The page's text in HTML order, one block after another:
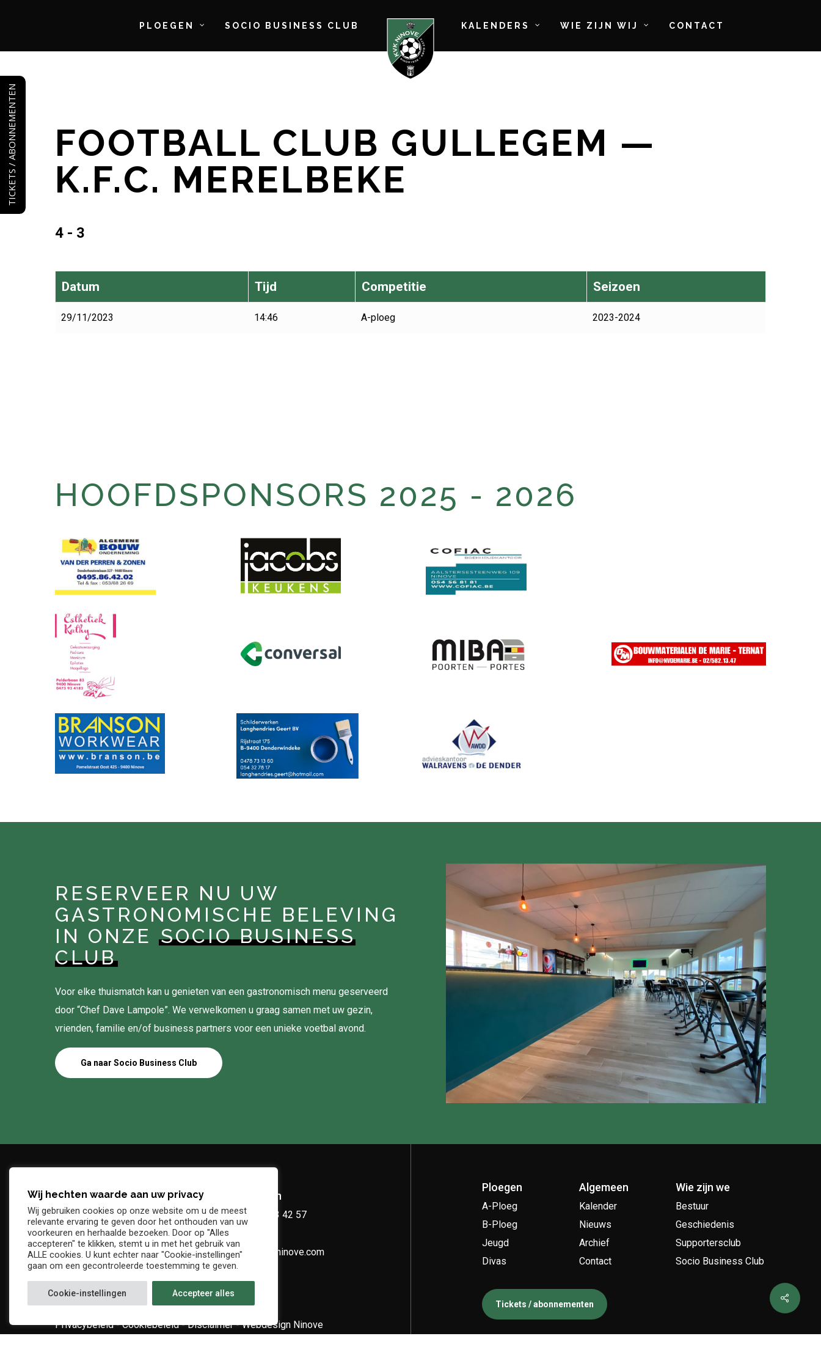
to
main
content
PLOEGEN SOCIO BUSINESS CLUB KALENDERS WIE ZIJN WIJ CONTACT
FOOTBALL CLUB GULLEGEM —
K.F.C. MERELBEKE
4 - 3
Datum Tijd Competitie Seizoen
29/11/2023 14:46 A-ploeg 2023-2024
HOOFDSPONSORS 2025 - 2026
RESERVEER NU UW
GASTRONOMISCHE BELEVING
IN ONZESOCIO BUSINESS
CLUB
Voor elke thuismatch kan u genieten van een gastronomisch menu geserveerd
door “Chef Dave Lampole”. We verwelkomen u graag samen met uw gezin,
vrienden, familie en/of business partners voor een unieke voetbal avond.
Ga naar Socio Business Club
Adres
Denderstraat, z/n
9402 Ninove
Telefoon
+32 54 33 42 57
info@kvkninove.com
Privacybeleid-Cookiebeleid-Disclaimer-Webdesign Ninove
Ploegen
A-Ploeg
B-Ploeg
Jeugd
Divas
Algemeen
Kalender
Nieuws
Archief
Contact
Wie zijn we
Bestuur
Geschiedenis
Supportersclub
Socio Business Club
Tickets / abonnementen
Wij hechten waarde aan uw privacy
Wij gebruiken cookies op onze website om u de meest
relevante ervaring te geven door het onthouden van uw
voorkeuren en herhaalde bezoeken. Door op "Alles
accepteren" te klikken, stemt u in met het gebruik van
ALLE cookies. U kunt echter naar "Cookie-instellingen"
gaan om een gecontroleerde toestemming te geven.
Cookie-instellingen Accepteer alles
TICKETS / ABONNEMENTEN